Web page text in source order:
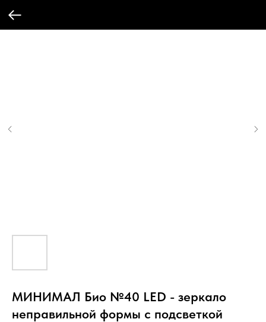
МИНИМАЛ Био №40 LED - зеркало
неправильной формы с подсветкой